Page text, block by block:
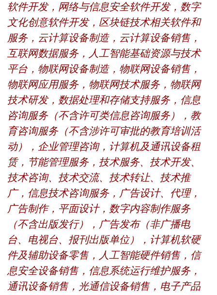
软件开发，网络与信息安全软件开发，数字
文化创意软件开发，区块链技术相关软件和
服务，云计算设备制造，云计算设备销售，
互联网数据服务，人工智能基础资源与技术
平台，物联网设备制造，物联网设备销售，
物联网应用服务，物联网技术服务，物联网
技术研发，数据处理和存储支持服务，信息
咨询服务（不含许可类信息咨询服务），教
育咨询服务（不含涉许可审批的教育培训活
动），企业管理咨询，计算机及通讯设备租
赁，节能管理服务，技术服务、技术开发、
技术咨询、技术交流、技术转让、技术推
广，信息技术咨询服务，广告设计、代理，
广告制作，平面设计，数字内容制作服务
（不含出版发行），广告发布（非广播电
台、电视台、报刊出版单位），计算机软硬
件及辅助设备零售，人工智能硬件销售，信
息安全设备销售，信息系统运行维护服务，
通讯设备销售，光通信设备销售，电子产品